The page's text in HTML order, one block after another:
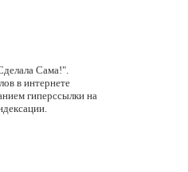
Сама!".
в интернете
гиперссылки на